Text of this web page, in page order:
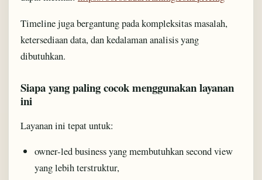
Timeline juga bergantung pada kompleksitas masalah,
ketersediaan data, dan kedalaman analisis yang
dibutuhkan.
Siapa yang paling cocok menggunakan layanan
ini
Layanan ini tepat untuk:
owner-led business yang membutuhkan second view
yang lebih terstruktur,